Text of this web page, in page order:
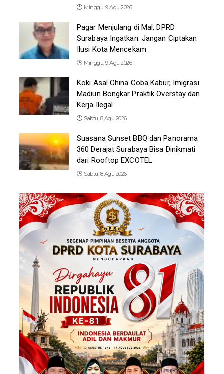
Minggu, 9 Agu 2026
Pagar Menjulang di Mal, DPRD
Surabaya Ingatkan: Jangan Ciptakan
Ilusi Kota Mencekam
Minggu, 9 Agu 2026
Koki Asal China Coba Kabur, Imigrasi
Madiun Bongkar Praktik Overstay dan
Kerja Ilegal
Sabtu, 8 Agu 2026
Suasana Sunset BBQ dan Panorama
360 Derajat Surabaya Bisa Dinikmati
dari Rooftop EXCOTEL
Sabtu, 8 Agu 2026